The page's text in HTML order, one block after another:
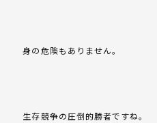
身の危険もありません。
生存競争の圧倒的勝者ですね。